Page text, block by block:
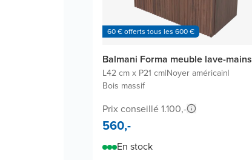
60 € offerts tous les 600 €
Balmani Forma meuble lave-mains
L42 cm x P21 cm|Noyer américain|
Bois massif
Prix conseillé 1.100,-
560,-
En stock